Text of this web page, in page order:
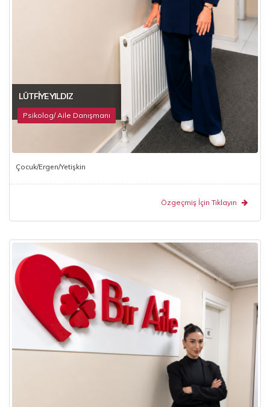
LÜTFIYE YILDIZ
Psikolog/ Aile Danışmanı
Çocuk/Ergen/Yetişkin
Özgeçmiş İçin Tıklayın